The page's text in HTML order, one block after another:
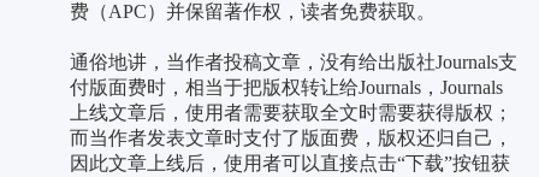
费（APC）并保留著作权，读者免费获取。
通俗地讲，当作者投稿文章，没有给出版社Journals支
付版面费时，相当于把版权转让给Journals，Journals
上线文章后，使用者需要获取全文时需要获得版权；
而当作者发表文章时支付了版面费，版权还归自己，
因此文章上线后，使用者可以直接点击“下载”按钮获